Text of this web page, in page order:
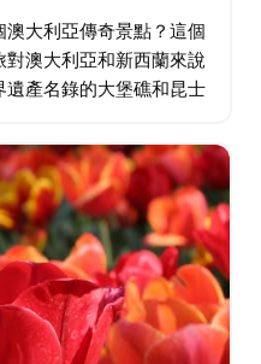
大利亞傳奇景點？這個
澳大利亞和新西蘭來說
產名錄的大堡礁和昆士
泉和奧克蘭同樣熱門的